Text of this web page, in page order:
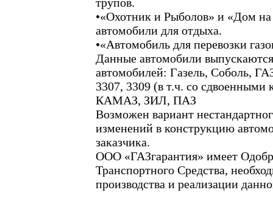
трупов.
•«Охотник и Рыболов» и «Дом на
автомобили для отдыха.
•«Автомобиль для перевозки
Данные автомобили
автомобилей: Газель, Соболь,
3307, 3309 (в т.ч. со
КАМАЗ, ЗИЛ, ПАЗ
Возможен вариант
изменений в конструкцию
заказчика.
ООО «ГАЗгарантия» имеет
Транспортного Средства,
производства и реализации